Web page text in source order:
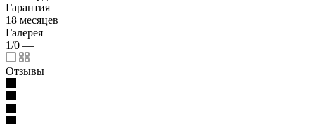
Гарантия
18 месяцев
Галерея
1/0 —
Отзывы